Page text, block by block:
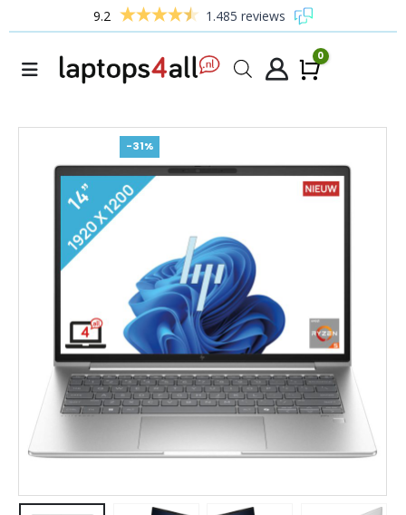
9.2 1.485 reviews
0
-31%